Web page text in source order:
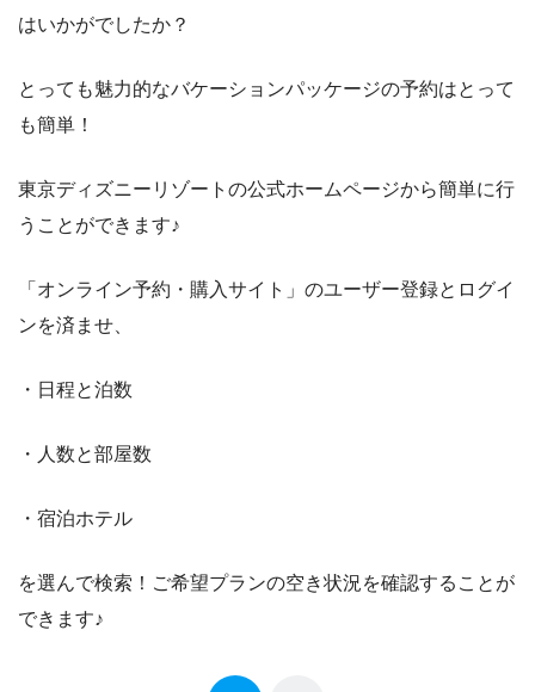
はいかがでしたか？
とっても魅力的なバケーションパッケージの予約はとって
も簡単！
東京ディズニーリゾートの公式ホームページから簡単に行
うことができます♪
「オンライン予約・購入サイト」のユーザー登録とログイ
ンを済ませ、
・日程と泊数
・人数と部屋数
・宿泊ホテル
を選んで検索！ご希望プランの空き状況を確認することが
できます♪